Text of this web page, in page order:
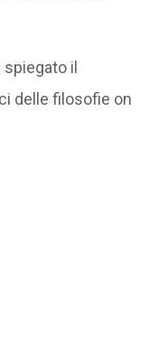
il
delle filosofie on